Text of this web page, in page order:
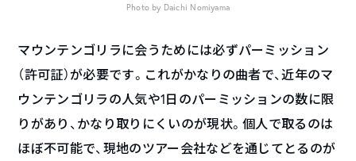
Photo by Daichi Nomiyama
マウンテンゴリラに会うためには必ずパーミッション
（許可証）が必要です。これがかなりの曲者で、近年のマ
ウンテンゴリラの人気や1日のパーミッションの数に限
りがあり、かなり取りにくいのが現状。個人で取るのは
ほぼ不可能で、現地のツアー会社などを通じてとるのが